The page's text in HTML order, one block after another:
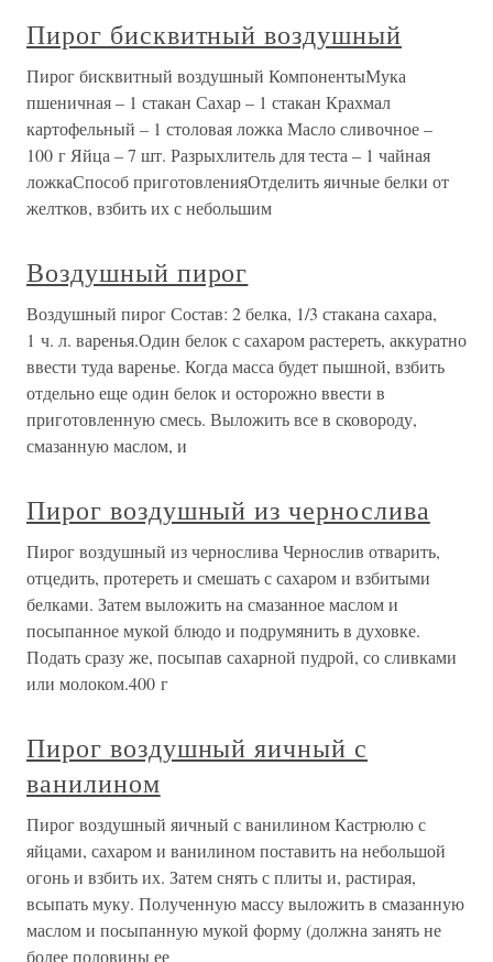
Пирог бисквитный воздушный
Пирог бисквитный воздушный КомпонентыМука
пшеничная – 1 стакан Сахар – 1 стакан Крахмал
картофельный – 1 столовая ложка Масло сливочное –
100 г Яйца – 7 шт. Разрыхлитель для теста – 1 чайная
ложкаСпособ приготовленияОтделить яичные белки от
желтков, взбить их с небольшим
Воздушный пирог
Воздушный пирог Состав: 2 белка, 1/3 стакана сахара,
1 ч. л. варенья.Один белок с сахаром растереть, аккуратно
ввести туда варенье. Когда масса будет пышной, взбить
отдельно еще один белок и осторожно ввести в
приготовленную смесь. Выложить все в сковороду,
смазанную маслом, и
Пирог воздушный из чернослива
Пирог воздушный из чернослива Чернослив отварить,
отцедить, протереть и смешать с сахаром и взбитыми
белками. Затем выложить на смазанное маслом и
посыпанное мукой блюдо и подрумянить в духовке.
Подать сразу же, посыпав сахарной пудрой, со сливками
или молоком.400 г
Пирог воздушный яичный с
ванилином
Пирог воздушный яичный с ванилином Кастрюлю с
яйцами, сахаром и ванилином поставить на небольшой
огонь и взбить их. Затем снять с плиты и, растирая,
всыпать муку. Полученную массу выложить в смазанную
маслом и посыпанную мукой форму (должна занять не
более половины ее